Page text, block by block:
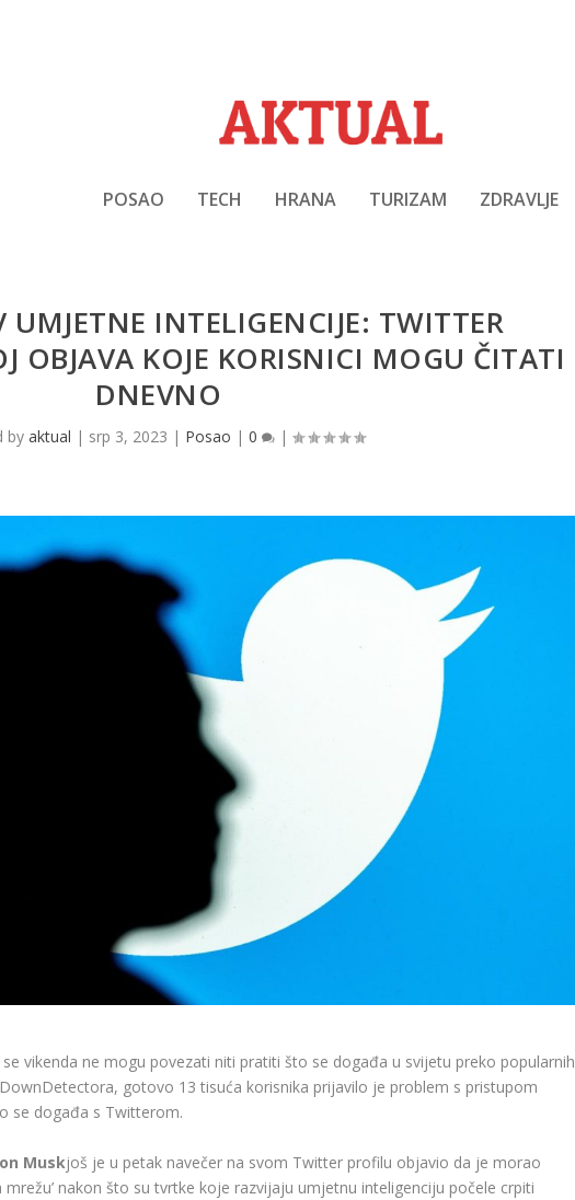
POSAO TECH HRANA TURIZAM ZDRAVLJE
UMJETNE INTELIGENCIJE: TWITTER
OBJAVA KOJE KORISNICI MOGU ČITATI
DNEVNO
by aktual | srp 3, 2023 | Posao | 0 |
vikenda ne mogu povezati niti pratiti što se događa u svijetu preko popularnih
gotovo 13 tisuća korisnika prijavilo je problem s pristupom
se događa s Twitterom.
Muskjoš je u petak navečer na svom Twitter profilu objavio da je morao
nakon što su tvrtke koje razvijaju umjetnu inteligenciju počele crpiti